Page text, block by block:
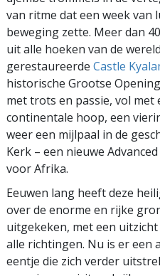
van ritme dat een week
beweging zette. Meer dan
uit alle hoeken van de
gerestaureerde Castle
historische Grootse
met trots en passie, vol met
continentale hoop, een
weer een mijlpaal in de
Kerk – een nieuwe
voor Afrika.
Eeuwen lang heeft deze
over de enorme en rijke
uitgekeken, met een
alle richtingen. Nu is er een
eentje die zich verder